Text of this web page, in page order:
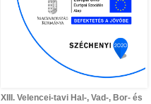
XIII. Velencei-tavi Hal-, Vad-, Bor- és